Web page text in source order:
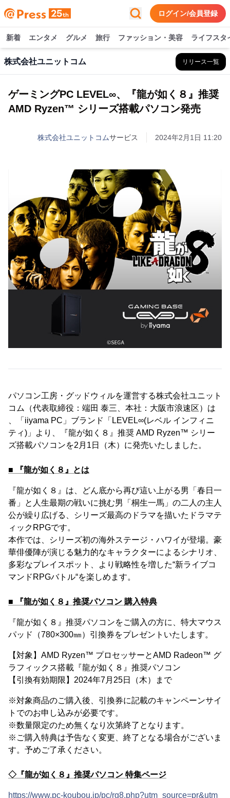
ログイン/会員登録
新着 エンタメ グルメ 旅行 ファッション・美容 ライフスタ
株式会社ユニットコム リリース一覧
ゲーミングPC LEVEL∞、『龍が如く８』推奨
AMD Ryzen™ シリーズ搭載パソコン発売
株式会社ユニットコムサービス 2024年2月1日 11:20
パソコン工房・グッドウィルを運営する株式会社ユニット
コム（代表取締役：端田 泰三、本社：大阪市浪速区）は
、「iiyama PC」ブランド「LEVEL∞(レベル インフィニ
ティ)」より、『龍が如く８』推奨 AMD Ryzen™ シリー
ズ搭載パソコンを2月1日（木）に発売いたしました。
■ 『龍が如く８』とは
『龍が如く８』は、どん底から再び這い上がる男「春日一
番」と人生最期の戦いに挑む男「桐生一馬」の二人の主人
公が繰り広げる、シリーズ最高のドラマを描いたドラマテ
ィックRPGです。
本作では、シリーズ初の海外ステージ・ハワイが登場。豪
華俳優陣が演じる魅力的なキャラクターによるシナリオ、
多彩なプレイスポット、より戦略性を増した“新ライブコ
マンドRPGバトル“を楽しめます。
■ 『龍が如く８』推奨パソコン 購入特典
『龍が如く８』推奨パソコンをご購入の方に、特大マウス
パッド（780×300㎜）引換券をプレゼントいたします。
【対象】AMD Ryzen™ プロセッサーとAMD Radeon™ グ
ラフィックス搭載『龍が如く８』推奨パソコン
【引換有効期限】2024年7月25日（木）まで
※対象商品のご購入後、引換券に記載のキャンペーンサイ
トでのお申し込みが必要です。
※数量限定のため無くなり次第終了となります。
※ご購入特典は予告なく変更、終了となる場合がございま
す。予めご了承ください。
◇『龍が如く８』推奨パソコン 特集ページ
https://www.pc-koubou.jp/pc/rg8.php?utm_source=pr&utm